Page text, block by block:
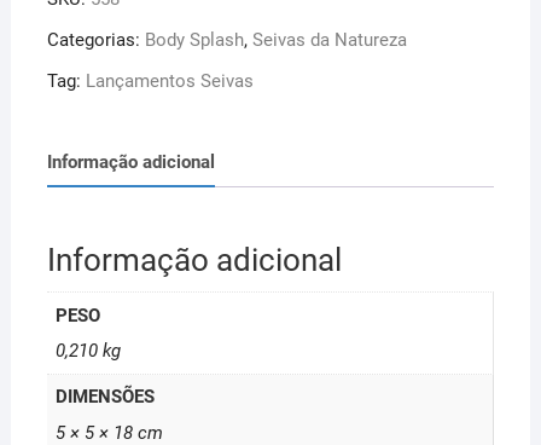
Categorias: Body Splash, Seivas da Natureza
Tag: Lançamentos Seivas
Informação adicional
Informação adicional
PESO
0,210 kg
DIMENSÕES
5 × 5 × 18 cm